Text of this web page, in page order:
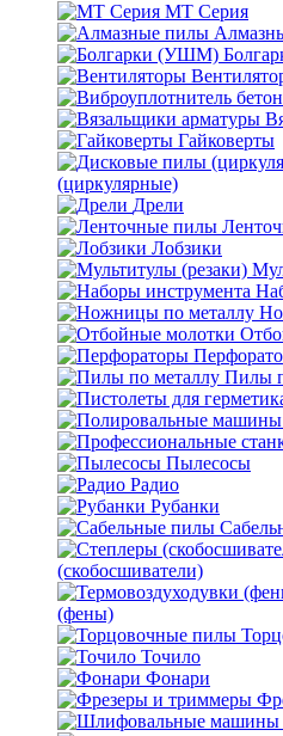
MT Серия
Гайковерты
(циркулярные)
Дрели
Лобзики
Пилы
Пылесосы
Радио
Рубанки
(скобосшиватели)
(фены)
Точило
Фонари